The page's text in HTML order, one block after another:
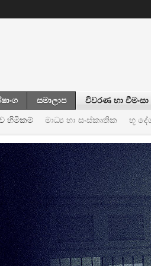
සමාලාප විවරණ හා වීමංසා
හිමිකම් මාධ්‍ය හා සංස්කෘතික භූ